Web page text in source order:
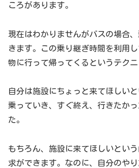
ころがあります。
現在はわかりませんがバスの場合
きます。この乗り継ぎ時間を利用
物に行って帰ってくるというテクニ
自分は施設にちょっと来てほしい
乗っていき、すぐ終え、行きたか
た。
もちろん、施設に来てほしいとい
求ができます。なのに、自分のや